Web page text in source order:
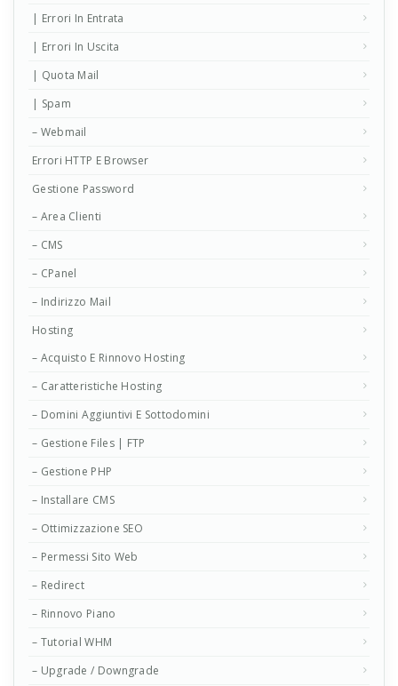
| Errori In Entrata
| Errori In Uscita
| Quota Mail
| Spam
– Webmail
Errori HTTP E Browser
Gestione Password
– Area Clienti
– CMS
– CPanel
– Indirizzo Mail
Hosting
– Acquisto E Rinnovo Hosting
– Caratteristiche Hosting
– Domini Aggiuntivi E Sottodomini
– Gestione Files | FTP
– Gestione PHP
– Installare CMS
– Ottimizzazione SEO
– Permessi Sito Web
– Redirect
– Rinnovo Piano
– Tutorial WHM
– Upgrade / Downgrade